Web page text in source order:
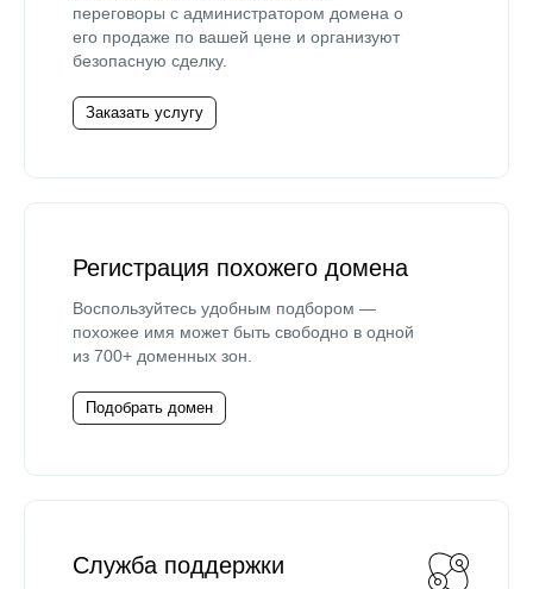
переговоры с администратором домена о
его продаже по вашей цене и организуют
безопасную сделку.
Заказать услугу
Регистрация похожего домена
Воспользуйтесь удобным подбором —
похожее имя может быть свободно в одной
из 700+ доменных зон.
Подобрать домен
Служба поддержки